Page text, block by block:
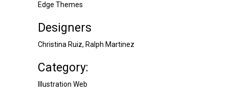
Edge Themes
Designers
Christina Ruiz, Ralph Martinez
Category:
Illustration Web